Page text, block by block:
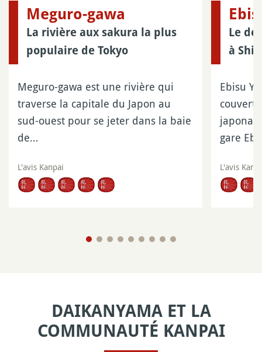
Meguro-gawa
La rivière aux sakura la plus
populaire de Tokyo
Meguro-gawa est une rivière qui
traverse la capitale du Japon au
sud-ouest pour se jeter dans la baie
de…
L'avis Kanpai
Le
à
Ebisu
couvert
gare
L'avis
DAIKANYAMA ET LA
COMMUNAUTÉ KANPAI